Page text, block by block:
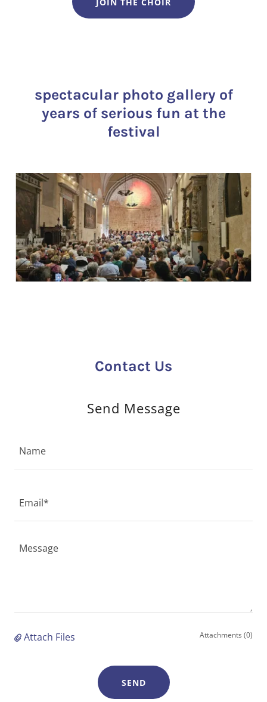
spectacular photo gallery of
years of serious fun at the
festival
Contact Us
Send Message
Name
Email*
Attach Files Attachments (0)
SEND